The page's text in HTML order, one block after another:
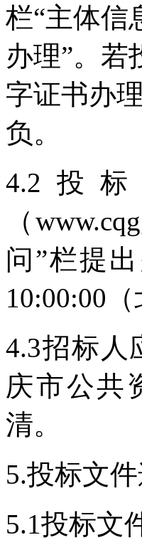
栏“主体信
办理”。若
字证书办
负。
4.2投
（
问”栏提
10:00:00
4.3招标人
庆市公共
清。
5.投标文
5.1投标文